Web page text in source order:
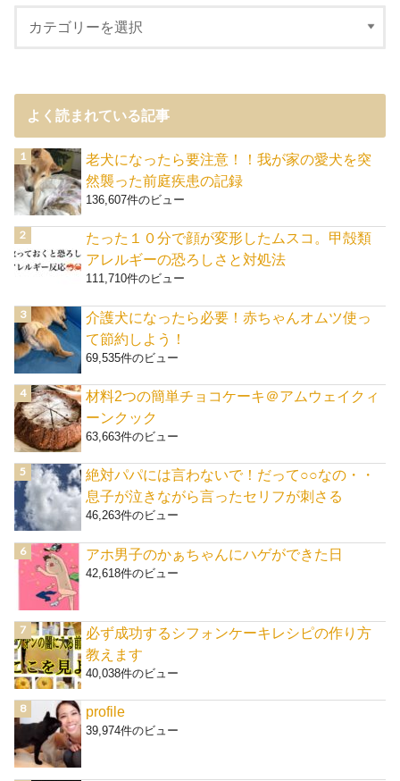
よく読まれている記事
老犬になったら要注意！！我が家の愛犬を突
然襲った前庭疾患の記録
136,607件のビュー
たった１０分で顔が変形したムスコ。甲殻類
アレルギーの恐ろしさと対処法
111,710件のビュー
介護犬になったら必要！赤ちゃんオムツ使っ
て節約しよう！
69,535件のビュー
材料2つの簡単チョコケーキ＠アムウェイクィ
ーンクック
63,663件のビュー
絶対パパには言わないで！だって○○なの・・
息子が泣きながら言ったセリフが刺さる
46,263件のビュー
アホ男子のかぁちゃんにハゲができた日
42,618件のビュー
必ず成功するシフォンケーキレシピの作り方
教えます
40,038件のビュー
profile
39,974件のビュー